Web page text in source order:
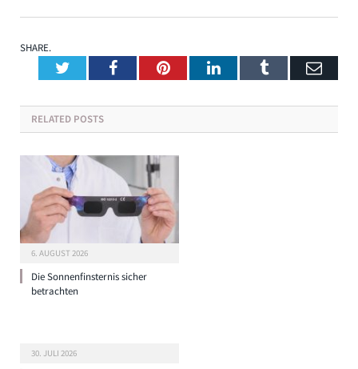
SHARE.
TwitterFacebookPinterestLinkedInTumblr
RELATED POSTS
6. AUGUST 2026
Die Sonnenfinsternis sicher
betrachten
30. JULI 2026